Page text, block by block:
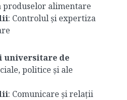
alimentare
: Controlul și expertiza
universitare de
politice și ale
: Comunicare și relații